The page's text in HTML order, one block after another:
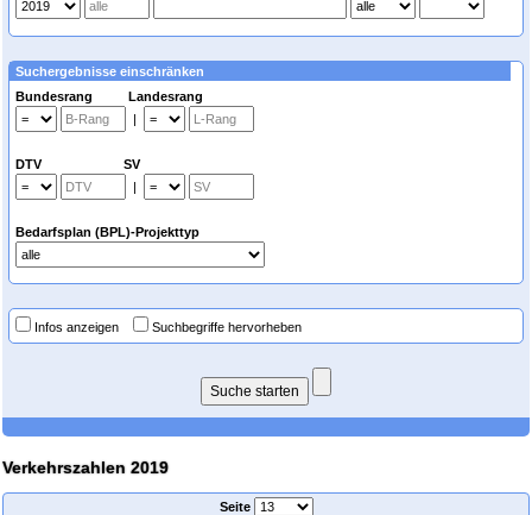
Suchergebnisse einschränken
Bundesrang Landesrang
|
DTV SV
|
Bedarfsplan (BPL)-Projekttyp
Infos anzeigen Suchbegriffe hervorheben
Verkehrszahlen 2019
Seite